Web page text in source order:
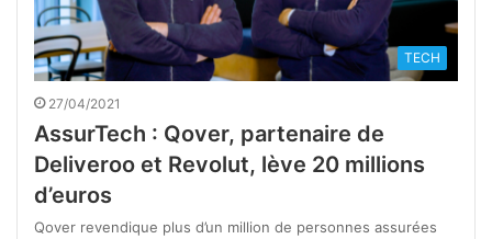
TECH
27/04/2021
AssurTech : Qover, partenaire de
Deliveroo et Revolut, lève 20 millions
d’euros
Qover revendique plus d’un million de personnes assurées